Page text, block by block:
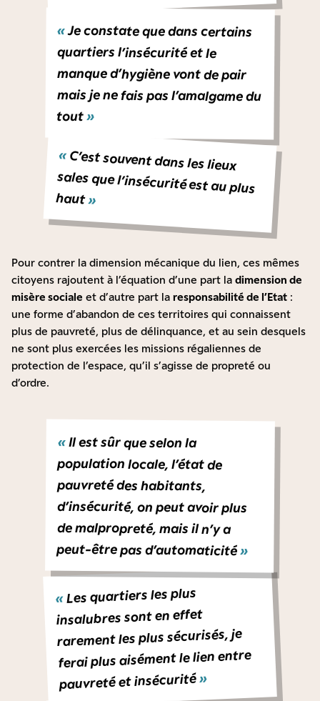
«Je constate que dans certains
quartiers l’insécurité et le
manque d’hygiène vont de pair
mais je ne fais pas l’amalgame du
tout»
« C’est souvent dans les lieux
sales que l’insécurité est au plus
haut»
Pour contrer la dimension mécanique du lien, ces mêmes
citoyens rajoutent à l’équation d’une part la dimension de
misère sociale et d’autre part la responsabilité de l’Etat :
une forme d’abandon de ces territoires qui connaissent
plus de pauvreté, plus de délinquance, et au sein desquels
ne sont plus exercées les missions régaliennes de
protection de l’espace, qu’il s’agisse de propreté ou
d’ordre.
«Il est sûr que selon la
population locale, l’état de
pauvreté des habitants,
d’insécurité, on peut avoir plus
de malpropreté, mais il n’y a
peut-être pas d’automaticité»
« Les quartiers les plus
insalubres sont en effet
rarement les plus sécurisés, je
ferai plus aisément le lien entre
pauvreté et insécurité»